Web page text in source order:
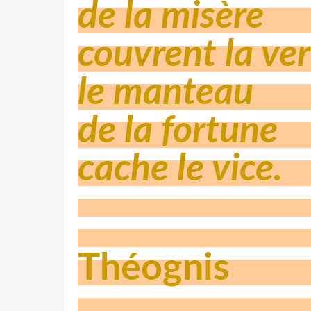
de la misère
couvrent la
le manteau
de la fortune
cache le vice.
Théognis